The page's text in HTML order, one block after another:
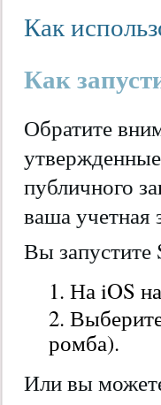
Как
Как
Обратите
публичного
ваша учетная
Вы запустите
На iOS
ромба).
Или вы